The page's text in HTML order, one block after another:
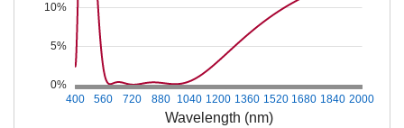
Wavelength (nm)
400 560 720 880 1040 1200 1360 1520 1680 1840 2000
0%
5%
10%